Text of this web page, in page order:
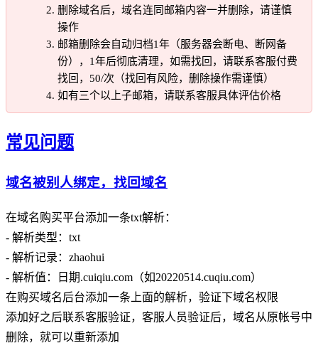
删除域名后，域名连同邮箱内容一并删除，请谨慎
操作
邮箱删除会自动归档1年（服务器会断电、断网备
份），1年后彻底清理，如需找回，请联系客服付费
找回，50/次（找回有风险，删除操作需谨慎）
如有三个以上子邮箱，请联系客服具体评估价格
常见问题
域名被别人绑定，找回域名
在域名购买平台添加一条txt解析：
- 解析类型：txt
- 解析记录：zhaohui
- 解析值：日期.cuiqiu.com（如20220514.cuqiu.com）
在购买域名后台添加一条上面的解析，验证下域名权限
添加好之后联系客服验证，客服人员验证后，域名从原帐号中
删除，就可以重新添加